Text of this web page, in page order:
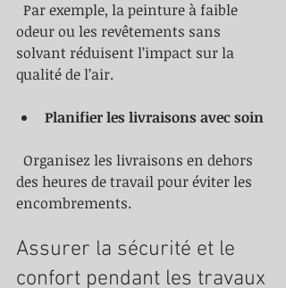
odeur ou les revêtements sans
solvant réduisent l’impact sur la
qualité de l’air.
Planifier les livraisons avec soin
des heures de travail pour éviter les
encombrements.
Assurer la sécurité et le
confort pendant les travaux